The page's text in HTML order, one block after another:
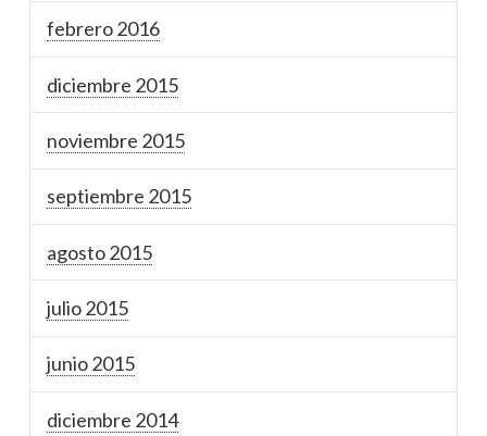
febrero 2016
diciembre 2015
noviembre 2015
septiembre 2015
agosto 2015
julio 2015
junio 2015
diciembre 2014